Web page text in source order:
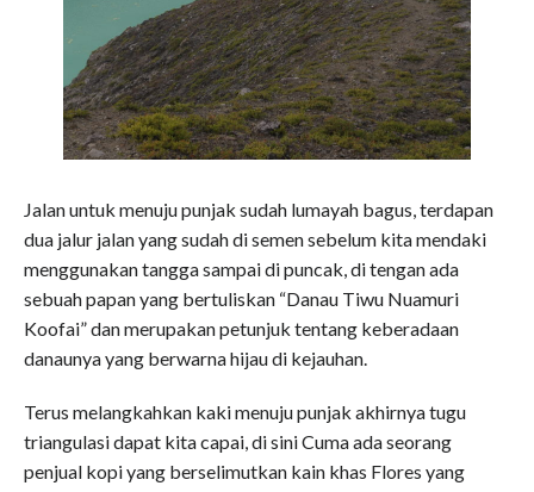
Jalan untuk menuju punjak sudah lumayah bagus, terdapan
dua jalur jalan yang sudah di semen sebelum kita mendaki
menggunakan tangga sampai di puncak, di tengan ada
sebuah papan yang bertuliskan “Danau Tiwu Nuamuri
Koofai” dan merupakan petunjuk tentang keberadaan
danaunya yang berwarna hijau di kejauhan.
Terus melangkahkan kaki menuju punjak akhirnya tugu
triangulasi dapat kita capai, di sini Cuma ada seorang
penjual kopi yang berselimutkan kain khas Flores yang